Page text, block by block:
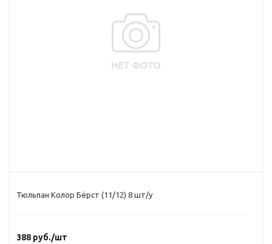
Тюльпан Колор Бёрст (11/12) 8 шт/у
388 руб./шт